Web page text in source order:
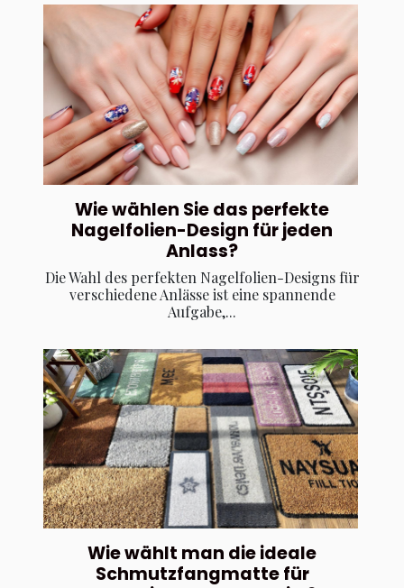
Wie wählen Sie das perfekte
Nagelfolien-Design für jeden
Anlass?
Die Wahl des perfekten Nagelfolien-Designs für
verschiedene Anlässe ist eine spannende
Aufgabe,...
Wie wählt man die ideale
Schmutzfangmatte für